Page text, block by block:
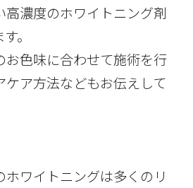
高濃度のホワイトニング剤
。
お色味に合わせて施術を行
ケア方法などもお伝えして
ワイトニングは多くのリ